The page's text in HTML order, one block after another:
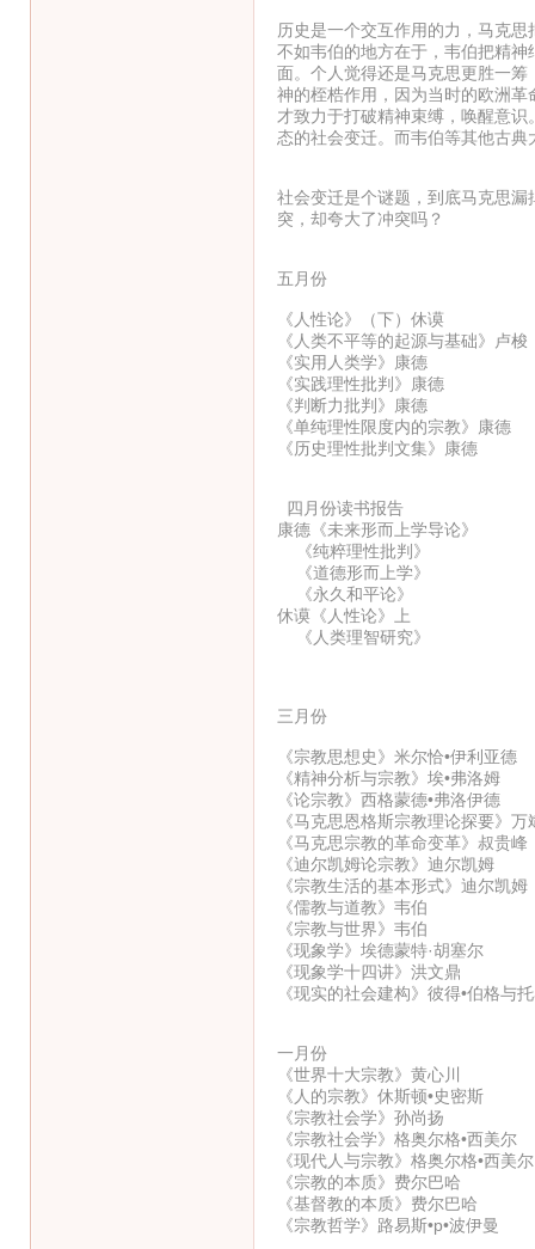
历史是一个交互作用的力，马克
不如韦伯的地方在于，韦伯把精
面。个人觉得还是马克思更胜一
神的桎梏作用，因为当时的欧洲
才致力于打破精神束缚，唤醒意
态的社会变迁。而韦伯等其他古
社会变迁是个谜题，到底马克思
突，却夸大了冲突吗？
五月份
《人性论》（下）休谟
《人类不平等的起源与基础》卢梭
《实用人类学》康德
《实践理性批判》康德
《判断力批判》康德
《单纯理性限度内的宗教》康德
《历史理性批判文集》康德
四月份读书报告
康德《未来形而上学导论》
《纯粹理性批判》
《道德形而上学》
《永久和平论》
休谟《人性论》上
《人类理智研究》
三月份
《宗教思想史》米尔恰•伊利亚德
《精神分析与宗教》埃•弗洛姆
《论宗教》西格蒙德•弗洛伊德
《马克思恩格斯宗教理论探要》万
《马克思宗教的革命变革》叔贵峰
《迪尔凯姆论宗教》迪尔凯姆
《宗教生活的基本形式》迪尔凯姆
《儒教与道教》韦伯
《宗教与世界》韦伯
《现象学》埃德蒙特·胡塞尔
《现象学十四讲》洪文鼎
《现实的社会建构》彼得•伯格与
一月份
《世界十大宗教》黄心川
《人的宗教》休斯顿•史密斯
《宗教社会学》孙尚扬
《宗教社会学》格奥尔格•西美尔
《现代人与宗教》格奥尔格•西美尔
《宗教的本质》费尔巴哈
《基督教的本质》费尔巴哈
《宗教哲学》路易斯•p•波伊曼